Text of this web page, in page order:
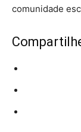
comunidade